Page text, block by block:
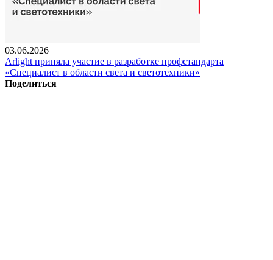
03.06.2026
Arlight приняла участие в разработке профстандарта
«Специалист в области света и светотехники»
Поделиться